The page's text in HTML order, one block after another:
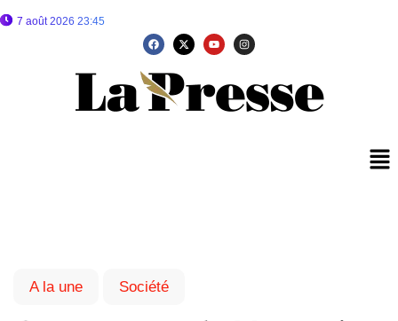
7 août 2026 23:45
A la une Société